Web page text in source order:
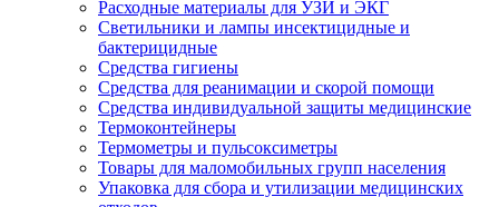
Расходные материалы для УЗИ и ЭКГ
Светильники и лампы инсектицидные и
бактерицидные
Средства гигиены
Средства для реанимации и скорой помощи
Средства индивидуальной защиты медицинские
Термоконтейнеры
Термометры и пульсоксиметры
Товары для маломобильных групп населения
Упаковка для сбора и утилизации медицинских